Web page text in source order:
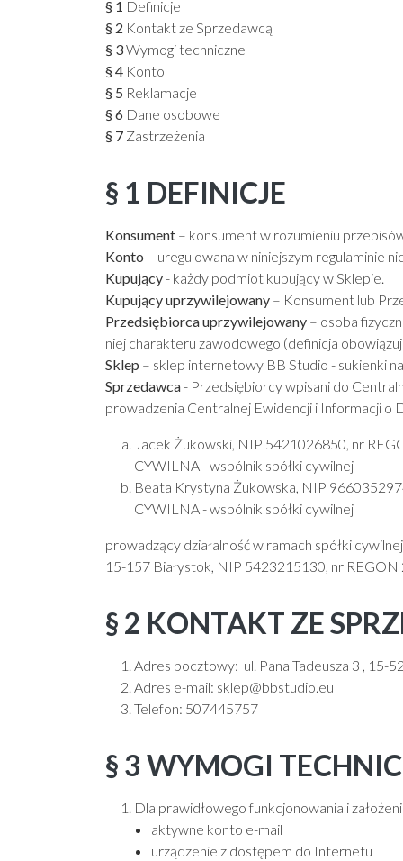
§ 1 Definicje
§ 2 Kontakt ze Sprzedawcą
§ 3Wymogi techniczne
§ 4 Konto
§ 5 Reklamacje
§ 6 Dane osobowe
§ 7 Zastrzeżenia
§ 1 DEFINICJE
Konsument – konsument w rozumieniu
Konto – uregulowana w niniejszym regulaminie
Kupujący- każdy podmiot kupujący w Sklepie.
Kupujący uprzywilejowany – Konsument lub
Przedsiębiorca uprzywilejowany – osoba
niej charakteru zawodowego (definicja
Sklep – sklep internetowy BB Studio - sukienki
Sprzedawca- Przedsiębiorcy wpisani do
prowadzenia Centralnej Ewidencji i Informacji o
Jacek Żukowski, NIP 5421026850, nr
CYWILNA - wspólnik spółki cywilnej
Beata Krystyna Żukowska, NIP
CYWILNA - wspólnik spółki cywilnej
prowadzący działalność w ramach spółki
15-157 Białystok, NIP 5423215130, nr
§ 2 KONTAKT ZE
Adres pocztowy: ul. Pana Tadeusza 3 , 15-
Adres e-mail: sklep@bbstudio.eu
Telefon: 507445757
§ 3 WYMOGI
Dla prawidłowego funkcjonowania i
aktywne konto e-mail
urządzenie z dostępem do Internetu